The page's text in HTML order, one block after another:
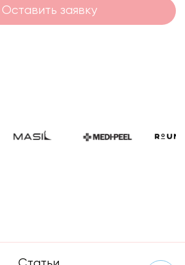
Оставить заявку